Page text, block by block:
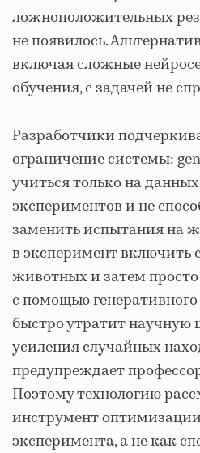
ложноположительных
не появилось.
включая сложные
обучения, с задачей не
Разработчики
ограничение системы:
учиться только на
экспериментов и не
заменить испытания на
в эксперимент
животных и затем
с помощью
быстро утратит научную
усиления случайных
предупреждает
Поэтому технологию
инструмент
эксперимента, а не как